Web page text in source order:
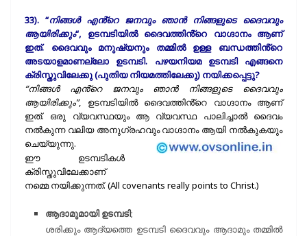
33). “നിങ്ങൾ എൻ്റെ ജനവും ഞാൻ നിങ്ങളുടെ ദൈവവും
ആയിരിക്കും“, ഉടമ്പടിയിൽ ദൈവത്തിൻ്റെ വാഗ്ദാനം ആണ്
ഇത്. ദൈവവും മനുഷ്യനും തമ്മിൽ ഉള്ള ബന്ധത്തിൻ്റെ
അടയാളമാണല്ലോ ഉടമ്പടി. പഴയനിയമ ഉടമ്പടി എങ്ങനെ
ക്രിസ്തുവിലേക്കു (പുതിയ നിയമത്തിലേക്കു) നയിക്കപ്പെട്ടു?
“നിങ്ങൾ എൻ്റെ ജനവും ഞാൻ നിങ്ങളുടെ ദൈവവും
ആയിരിക്കും”, ഉടമ്പടിയിൽ ദൈവത്തിൻ്റെ വാഗ്ദാനം ആണ്
ഇത്. ഒരു വ്യവസ്ഥയും ആ വ്യവസ്ഥ പാലിച്ചാൽ ദൈവം
നൽകുന്ന വലിയ അനുഗ്രഹവും വാഗ്ദാനം ആയി നൽകുകയും
ചെയ്യുന്നു.
ഈ ഉടമ്പടികൾ
ക്രിസ്തുവിലേക്കാണ്
നമ്മെ നയിക്കുന്നത്. (All covenants really points to Christ.)
ആദാമുമായി ഉടമ്പടി;
ശരിക്കും ആദ്യത്തെ ഉടമ്പടി ദൈവവും ആദാമും തമ്മിൽ